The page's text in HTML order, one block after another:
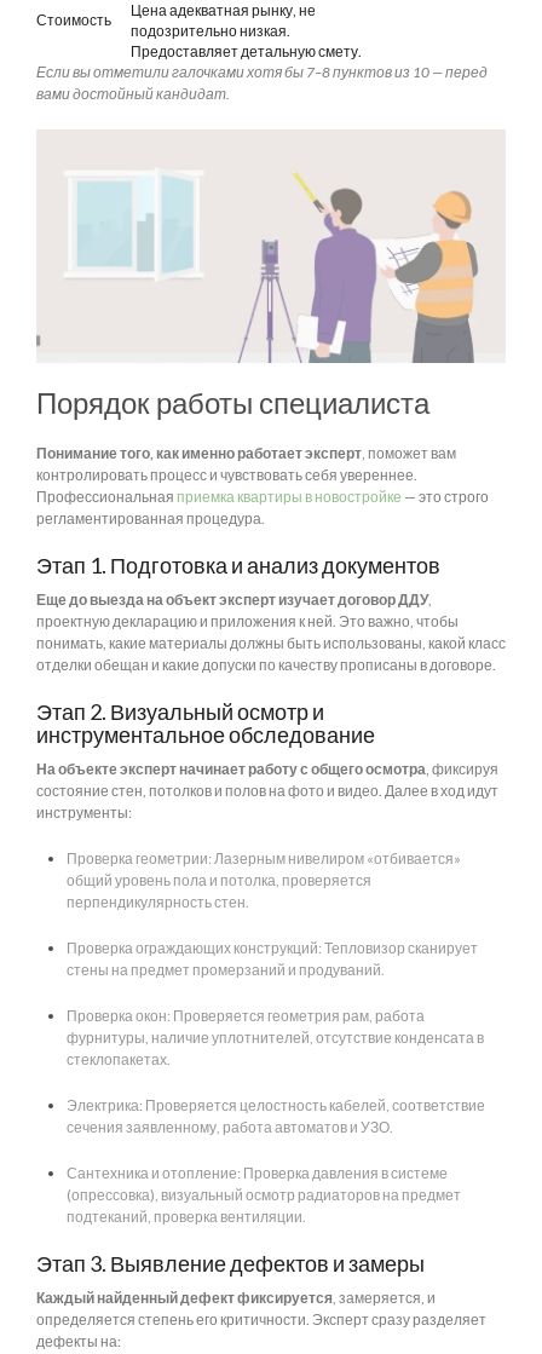
Стоимость
Цена адекватная рынку, не
подозрительно низкая.
Предоставляет детальную смету.
Если вы отметили галочками хотя бы 7–8 пунктов из 10 — перед
вами достойный кандидат.
Порядок работы специалиста
Понимание того, как именно работает эксперт, поможет вам
контролировать процесс и чувствовать себя увереннее.
Профессиональная приемка квартиры в новостройке — это строго
регламентированная процедура.
Этап 1. Подготовка и анализ документов
Еще до выезда на объект эксперт изучает договор ДДУ,
проектную декларацию и приложения к ней. Это важно, чтобы
понимать, какие материалы должны быть использованы, какой класс
отделки обещан и какие допуски по качеству прописаны в договоре.
Этап 2. Визуальный осмотр и
инструментальное обследование
На объекте эксперт начинает работу с общего осмотра, фиксируя
состояние стен, потолков и полов на фото и видео. Далее в ход идут
инструменты:
Проверка геометрии: Лазерным нивелиром «отбивается»
общий уровень пола и потолка, проверяется
перпендикулярность стен.
Проверка ограждающих конструкций: Тепловизор сканирует
стены на предмет промерзаний и продуваний.
Проверка окон: Проверяется геометрия рам, работа
фурнитуры, наличие уплотнителей, отсутствие конденсата в
стеклопакетах.
Электрика: Проверяется целостность кабелей, соответствие
сечения заявленному, работа автоматов и УЗО.
Сантехника и отопление: Проверка давления в системе
(опрессовка), визуальный осмотр радиаторов на предмет
подтеканий, проверка вентиляции.
Этап 3. Выявление дефектов и замеры
Каждый найденный дефект фиксируется, замеряется, и
определяется степень его критичности. Эксперт сразу разделяет
дефекты на: